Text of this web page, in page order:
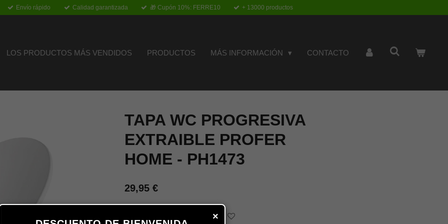
Envío rápido Calidad garantizada 🎁 Cupón 10%: FERRE10 + 13000 productos
LOS PRODUCTOS MÁS VENDIDOS PRODUCTOS MÁS INFORMACIÓN CONTACTO
TAPA WC PROGRESIVA
EXTRAIBLE PROFER
HOME - PH1473
29,95 €
×